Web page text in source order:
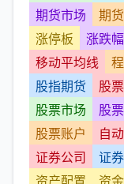
期货市场
期
涨停板
涨跌
移动平均线
股指期货
股票
股票市场
股
股票账户
自
证券公司
证
资产配置
资